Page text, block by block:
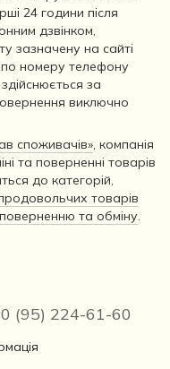
24 години після
дзвінком,
зазначену на сайті
номеру телефону
за
виключно
споживачів», компанія
та поверненні товарів
до категорій,
товарів
та обміну.
(95) 224-61-60